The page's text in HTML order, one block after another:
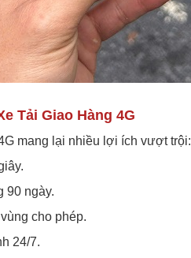
Tải Giao Hàng 4G
mang lại nhiều lợi ích vượt trội:
90 ngày.
cho phép.
24/7.